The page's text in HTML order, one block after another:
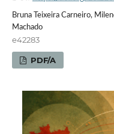
Bruna Teixeira Carneiro,
Machado
e42283
PDF/A